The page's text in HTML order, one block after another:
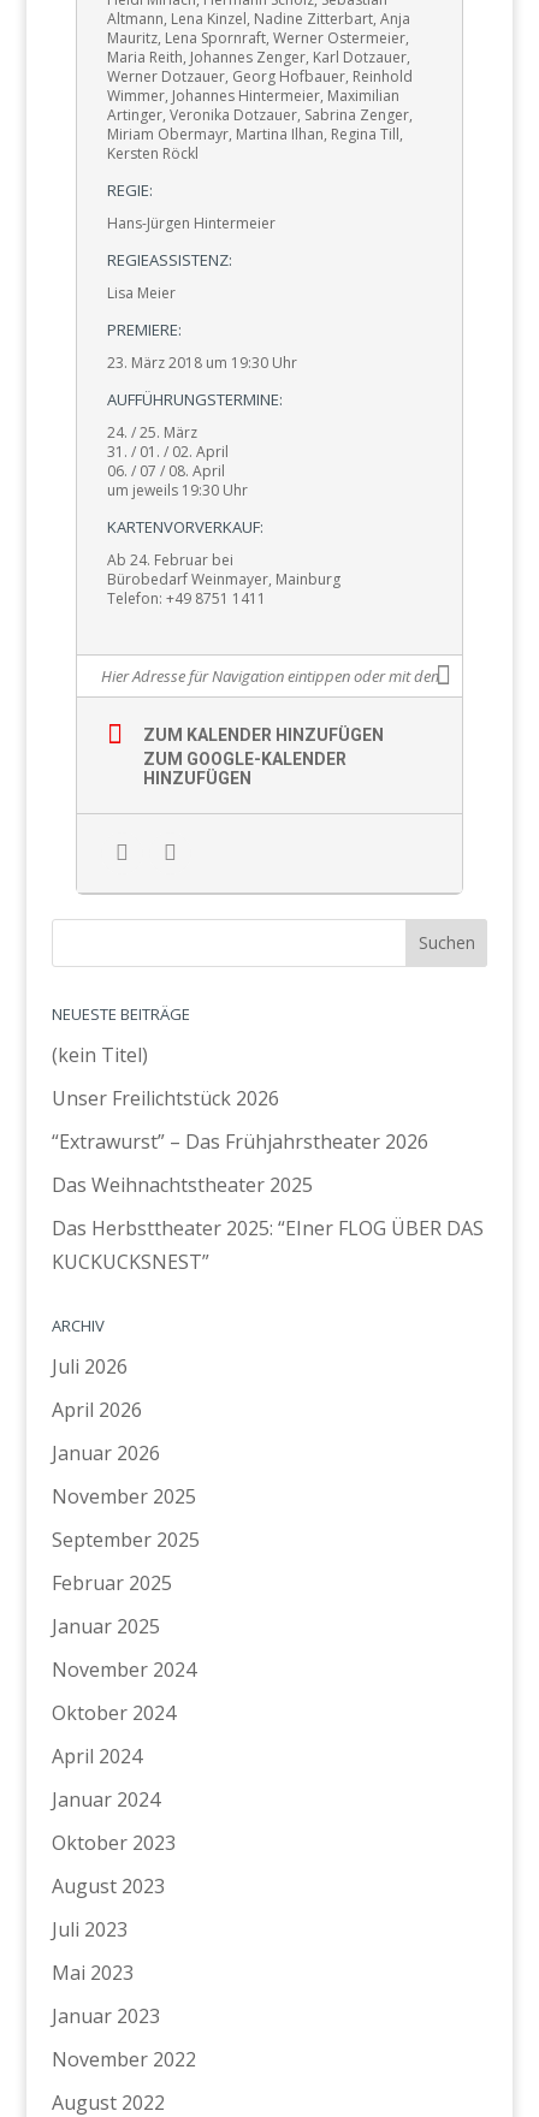
Altmann, Lena Kinzel, Nadine Zitterbart, Anja
Mauritz, Lena Spornraft, Werner Ostermeier,
Maria Reith, Johannes Zenger, Karl Dotzauer,
Werner Dotzauer, Georg Hofbauer, Reinhold
Wimmer, Johannes Hintermeier, Maximilian
Artinger, Veronika Dotzauer, Sabrina Zenger,
Miriam Obermayr, Martina Ilhan, Regina Till,
Kersten Röckl
REGIE:
Hans-Jürgen Hintermeier
REGIEASSISTENZ:
Lisa Meier
PREMIERE:
23. März 2018 um 19:30 Uhr
AUFFÜHRUNGSTERMINE:
24. / 25. März
31. / 01. / 02. April
06. / 07 / 08. April
um jeweils 19:30 Uhr
KARTENVORVERKAUF:
Ab 24. Februar bei
Bürobedarf Weinmayer, Mainburg
Telefon: +49 8751 1411
ZUM KALENDER HINZUFÜGEN
ZUM GOOGLE-KALENDER
HINZUFÜGEN
NEUESTE BEITRÄGE
(kein Titel)
Unser Freilichtstück 2026
“Extrawurst” – Das Frühjahrstheater 2026
Das Weihnachtstheater 2025
Das Herbsttheater 2025: “EIner FLOG ÜBER DAS
KUCKUCKSNEST”
ARCHIV
Juli 2026
April 2026
Januar 2026
November 2025
September 2025
Februar 2025
Januar 2025
November 2024
Oktober 2024
April 2024
Januar 2024
Oktober 2023
August 2023
Juli 2023
Mai 2023
Januar 2023
November 2022
August 2022